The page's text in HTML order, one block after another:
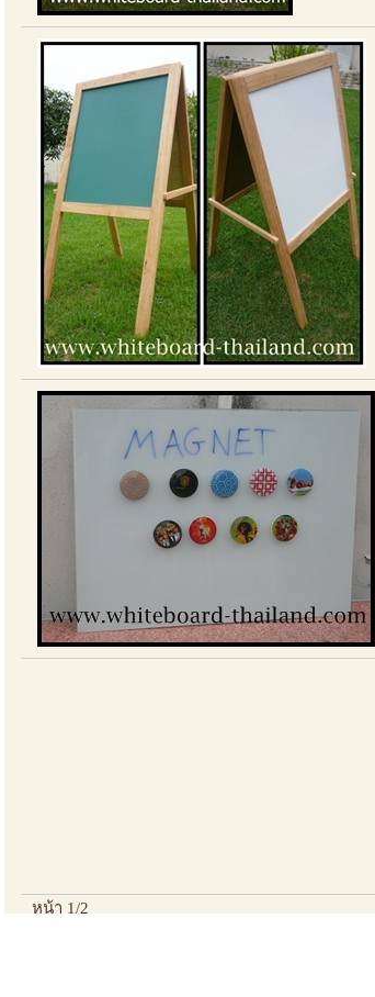
หน้า 1/2